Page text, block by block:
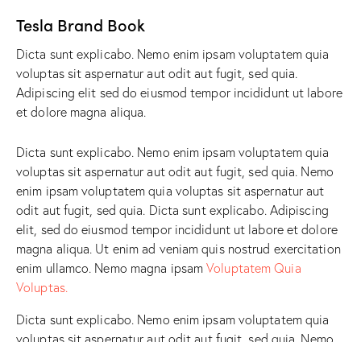
Tesla Brand Book
Dicta sunt explicabo. Nemo enim ipsam voluptatem quia
voluptas sit aspernatur aut odit aut fugit, sed quia.
Adipiscing elit sed do eiusmod tempor incididunt ut labore
et dolore magna aliqua.
Dicta sunt explicabo. Nemo enim ipsam voluptatem quia
voluptas sit aspernatur aut odit aut fugit, sed quia. Nemo
enim ipsam voluptatem quia voluptas sit aspernatur aut
odit aut fugit, sed quia. Dicta sunt explicabo. Adipiscing
elit, sed do eiusmod tempor incididunt ut labore et dolore
magna aliqua. Ut enim ad veniam quis nostrud exercitation
enim ullamco. Nemo magna ipsamVoluptatem Quia
Voluptas.
Dicta sunt explicabo. Nemo enim ipsam voluptatem quia
voluptas sit aspernatur aut odit aut fugit, sed quia. Nemo